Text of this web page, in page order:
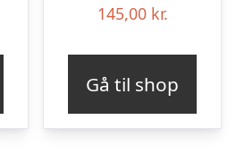
145,00 kr.
Gå til shop